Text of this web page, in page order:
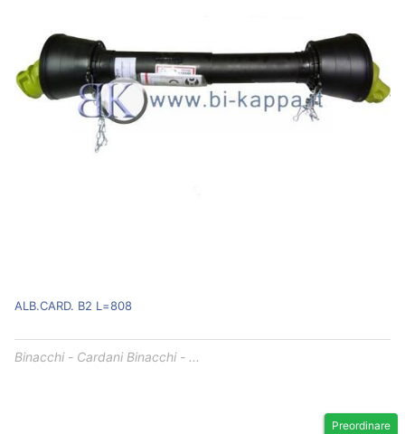
ALB.CARD. B2 L=808
Binacchi - Cardani Binacchi - ...
Preordinare